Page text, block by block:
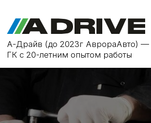
А-Драйв (до 2023г АврораАвто) —
Техническое
обслуживание Kia